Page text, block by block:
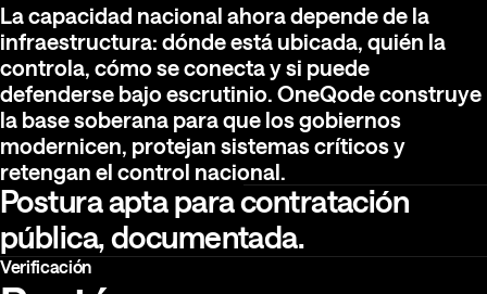
La capacidad nacional ahora depende de la
Lacapacidad nacionalahoradependedela
infraestructura:dóndeestáubicada,quién la
controla,cómoseconectaysi puede
defendersebajoescrutinio.OneQodeconstruye
labasesoberanaparaquelosgobiernos
modernicen, protejansistemascríticosy
retenganelcontrol nacional.
Postura apta para contratación
pública, documentada.
Verificación